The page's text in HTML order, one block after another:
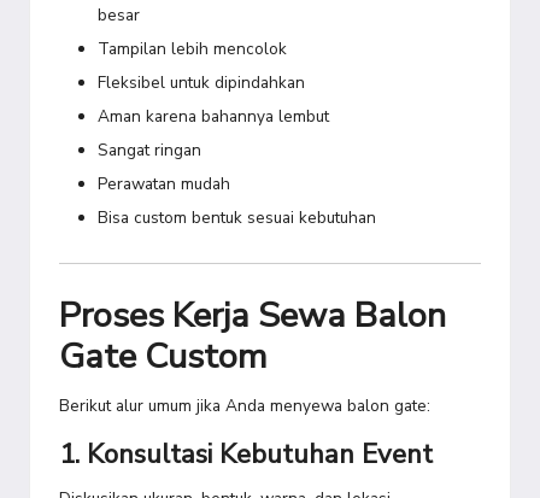
besar
Tampilan lebih mencolok
Fleksibel untuk dipindahkan
Aman karena bahannya lembut
Sangat ringan
Perawatan mudah
Bisa custom bentuk sesuai kebutuhan
Proses Kerja Sewa Balon
Gate Custom
Berikut alur umum jika Anda menyewa balon gate:
1. Konsultasi Kebutuhan Event